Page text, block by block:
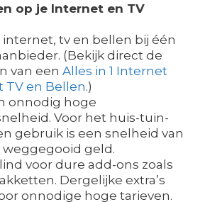
op je Internet en TV
internet, tv en bellen bij één
(Bekijk direct de
van een Alles in 1 Internet
TV en Bellen.)
onnodig hoge
Voor het huis-tuin-
gebruik is een snelheid van
weggegooid geld.
voor dure add-ons zoals
Dergelijke extra’s
onnodige hoge tarieven.